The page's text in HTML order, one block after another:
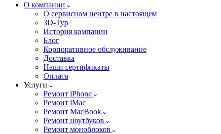
О компании
О сервисном центре в настоящем
3D-Тур
История компании
Блог
Корпоративное обслуживание
Доставка
Наши сертификаты
Оплата
Услуги
Ремонт iPhone
Ремонт iMac
Ремонт MacBook
Ремонт ноутбуков
Ремонт моноблоков